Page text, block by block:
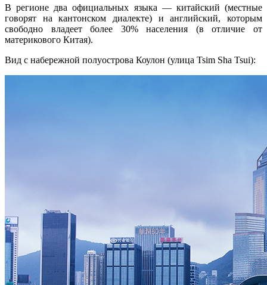
В регионе два официальных языка — китайский (местные
говорят на кантонском диалекте) и английский, которым
свободно владеет более 30% населения (в отличие от
материкового Китая).
Вид с набережной полуострова Коулон (улица Tsim Sha Tsui):